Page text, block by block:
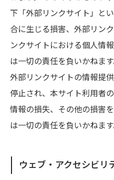
下「外部リンクサイト」と
合に生じる損害、外部リン
ンクサイトにおける個人情
は一切の責任を負いかねます
外部リンクサイトの情報提
停止され、本サイト利用者
情報の損失、その他の損害
は一切の責任を負いかねます
ウェブ・アクセシビリ